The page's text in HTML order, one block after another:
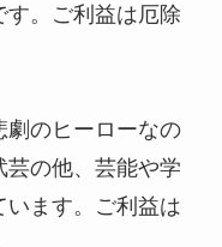
す。ご利益は厄除
劇のヒーローなの
芸の他、芸能や学
います。ご利益は